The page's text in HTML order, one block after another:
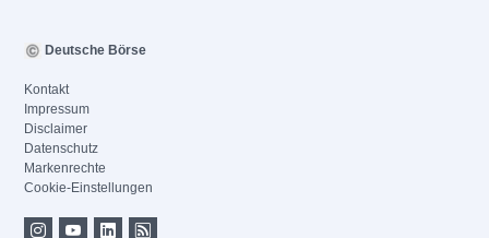
Deutsche Börse
Kontakt
Impressum
Disclaimer
Datenschutz
Markenrechte
Cookie-Einstellungen